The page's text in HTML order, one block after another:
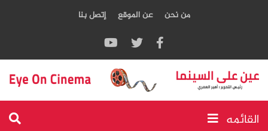
من نحن عن الموقع إتصل بنا
القائمه